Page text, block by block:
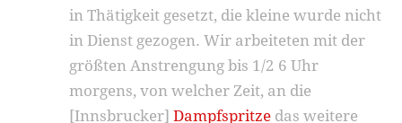
in Thätigkeit gesetzt, die kleine wurde nicht
in Dienst gezogen. Wir arbeiteten mit der
größten Anstrengung bis 1/2 6 Uhr
morgens, von welcher Zeit, an die
[Innsbrucker]Dampfspritze das weitere